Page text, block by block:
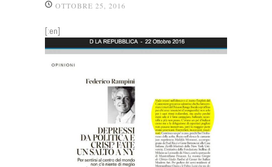
OTTOBRE 25, 2016
[:en]